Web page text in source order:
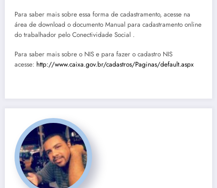
Para saber mais sobre essa forma de cadastramento, acesse na
área de download o documento Manual para cadastramento online
do trabalhador pelo Conectividade Social ​.
Para saber mais sobre o NIS e para fazer o cadastro NIS
acesse: http://www.caixa.gov.br/cadastros/Paginas/default.aspx